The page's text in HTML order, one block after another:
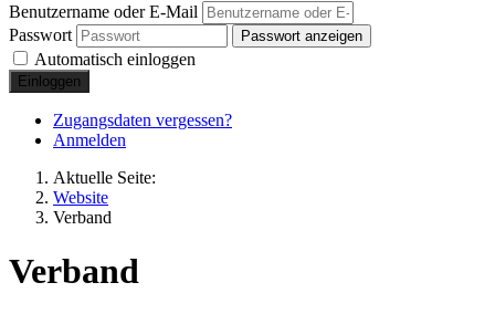
Benutzername oder E-Mail
Passwort
Passwort anzeigen
Automatisch einloggen
Einloggen
Zugangsdaten vergessen?
Anmelden
Aktuelle Seite:
Website
Verband
Verband